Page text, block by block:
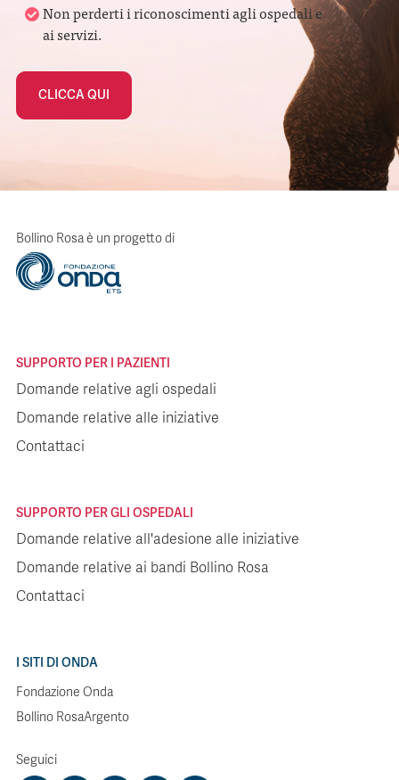
Non perderti i riconoscimenti agli ospedali e
ai servizi.
CLICCA QUI
Bollino Rosa è un progetto di
SUPPORTO PER I PAZIENTI
Domande relative agli ospedali
Domande relative alle iniziative
Contattaci
SUPPORTO PER GLI OSPEDALI
Domande relative all'adesione alle iniziative
Domande relative ai bandi Bollino Rosa
Contattaci
I SITI DI ONDA
Fondazione Onda
Bollino RosaArgento
Seguici